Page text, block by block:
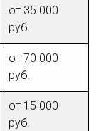
от 35 000
руб.
от 70 000
руб.
от 15 000
руб.